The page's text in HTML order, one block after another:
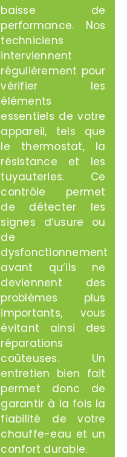
baisse de
performance. Nos
techniciens
interviennent
régulièrement pour
vérifier les
éléments
essentiels de votre
appareil, tels que
le thermostat, la
résistance et les
tuyauteries. Ce
contrôle permet
de détecter les
signes d’usure ou
de
dysfonctionnement
avant qu’ils ne
deviennent des
problèmes plus
importants, vous
évitant ainsi des
réparations
coûteuses. Un
entretien bien fait
permet donc de
garantir à la fois la
fiabilité de votre
chauffe-eau et un
confort durable.